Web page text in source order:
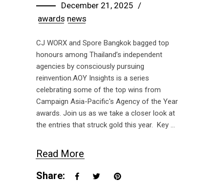
December 21, 2025
awards news
CJ WORX and Spore Bangkok bagged top
honours among Thailand’s independent
agencies by consciously pursuing
reinvention.AOY Insights is a series
celebrating some of the top wins from
Campaign Asia-Pacific's Agency of the Year
awards. Join us as we take a closer look at
the entries that struck gold this year. Key
Read More
Share: